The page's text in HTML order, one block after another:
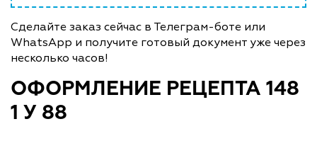
Сделайте заказ сейчас в Телеграм-боте или
WhatsApp и получите готовый документ уже через
несколько часов!
ОФОРМЛЕНИЕ РЕЦЕПТА 148
1 У 88